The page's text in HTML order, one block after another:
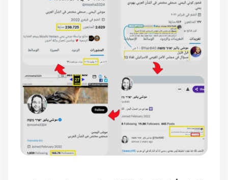
لقطات أرشيفية منفصلة تُظهر تطور نمو متابعي الحساب